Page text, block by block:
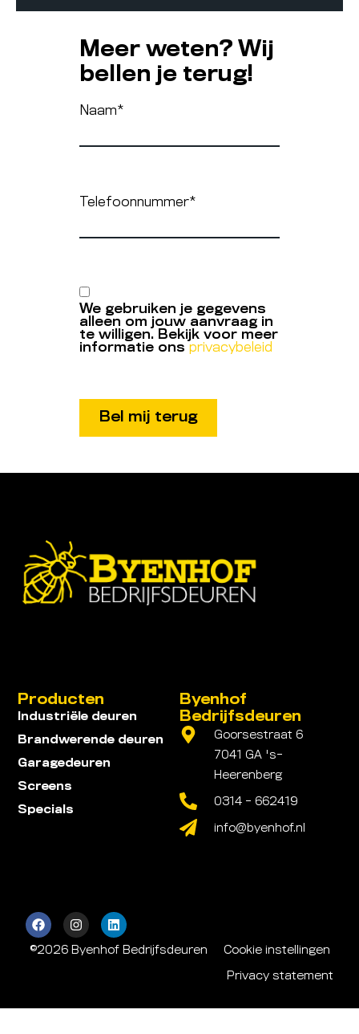
Meer weten? Wij
bellen je terug!
Naam*
Telefoonnummer*
We gebruiken je gegevens
alleen om jouw aanvraag in
te willigen. Bekijk voor meer
informatie ons privacybeleid
Byenhof
Bedrijfsdeuren
Goorsestraat 6
7041 GA 's-
Heerenberg
0314 - 662419
info@byenhof.nl
Producten
Industriële deuren
Brandwerende deuren
Garagedeuren
Screens
Specials
©2026 Byenhof Bedrijfsdeuren Cookie instellingen
Privacy statement